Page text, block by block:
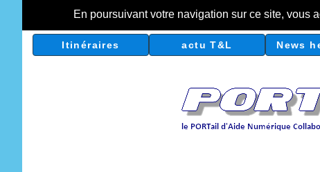
En poursuivant votre navigation sur ce site, vous
Itinéraires actu T&L News